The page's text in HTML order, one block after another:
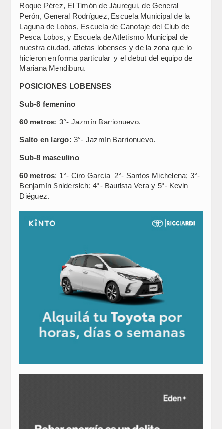
Roque Pérez, El Timón de Jáuregui, de General
Perón, General Rodríguez, Escuela Municipal de la
Laguna de Lobos, Escuela de Canotaje del Club de
Pesca Lobos, y Escuela de Atletismo Municipal de
nuestra ciudad, atletas lobenses y de la zona que lo
hicieron en forma particular, y el debut del equipo de
Mariana Mendiburu.
POSICIONES LOBENSES
Sub-8 femenino
60 metros: 3°- Jazmín Barrionuevo.
Salto en largo:3°- Jazmín Barrionuevo.
Sub-8 masculino
60 metros: 1°- Ciro García; 2°- Santos Michelena; 3°-
Benjamín Snidersich; 4°- Bautista Vera y 5°- Kevin
Diéguez.